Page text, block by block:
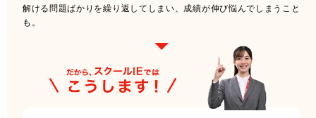
解ける問題ばかりを繰り返してしまい、成績が伸び悩んでしまうこと
も。